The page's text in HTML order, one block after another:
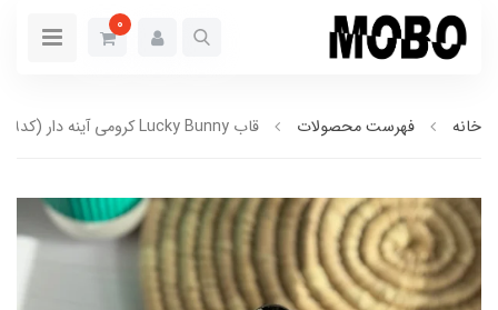
0
خانه فهرست محصولات قاب Lucky Bunny کرومی آینه دار (کدC1499)